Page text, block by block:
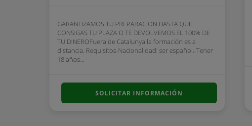
GARANTIZAMOS TU PREPARACION HASTA QUE
CONSIGAS TU PLAZA O TE DEVOLVEMOS EL 100% DE
TU DINEROFuera de Catalunya la formación es a
distancia. Requisitos-Nacionalidad: ser español.-Tener
18 años...
SOLICITAR INFORMACIÓN